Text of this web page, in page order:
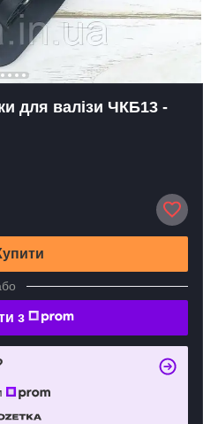
для валізи ЧКБ13 -
з